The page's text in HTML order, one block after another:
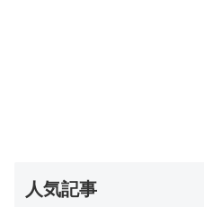
人気記事